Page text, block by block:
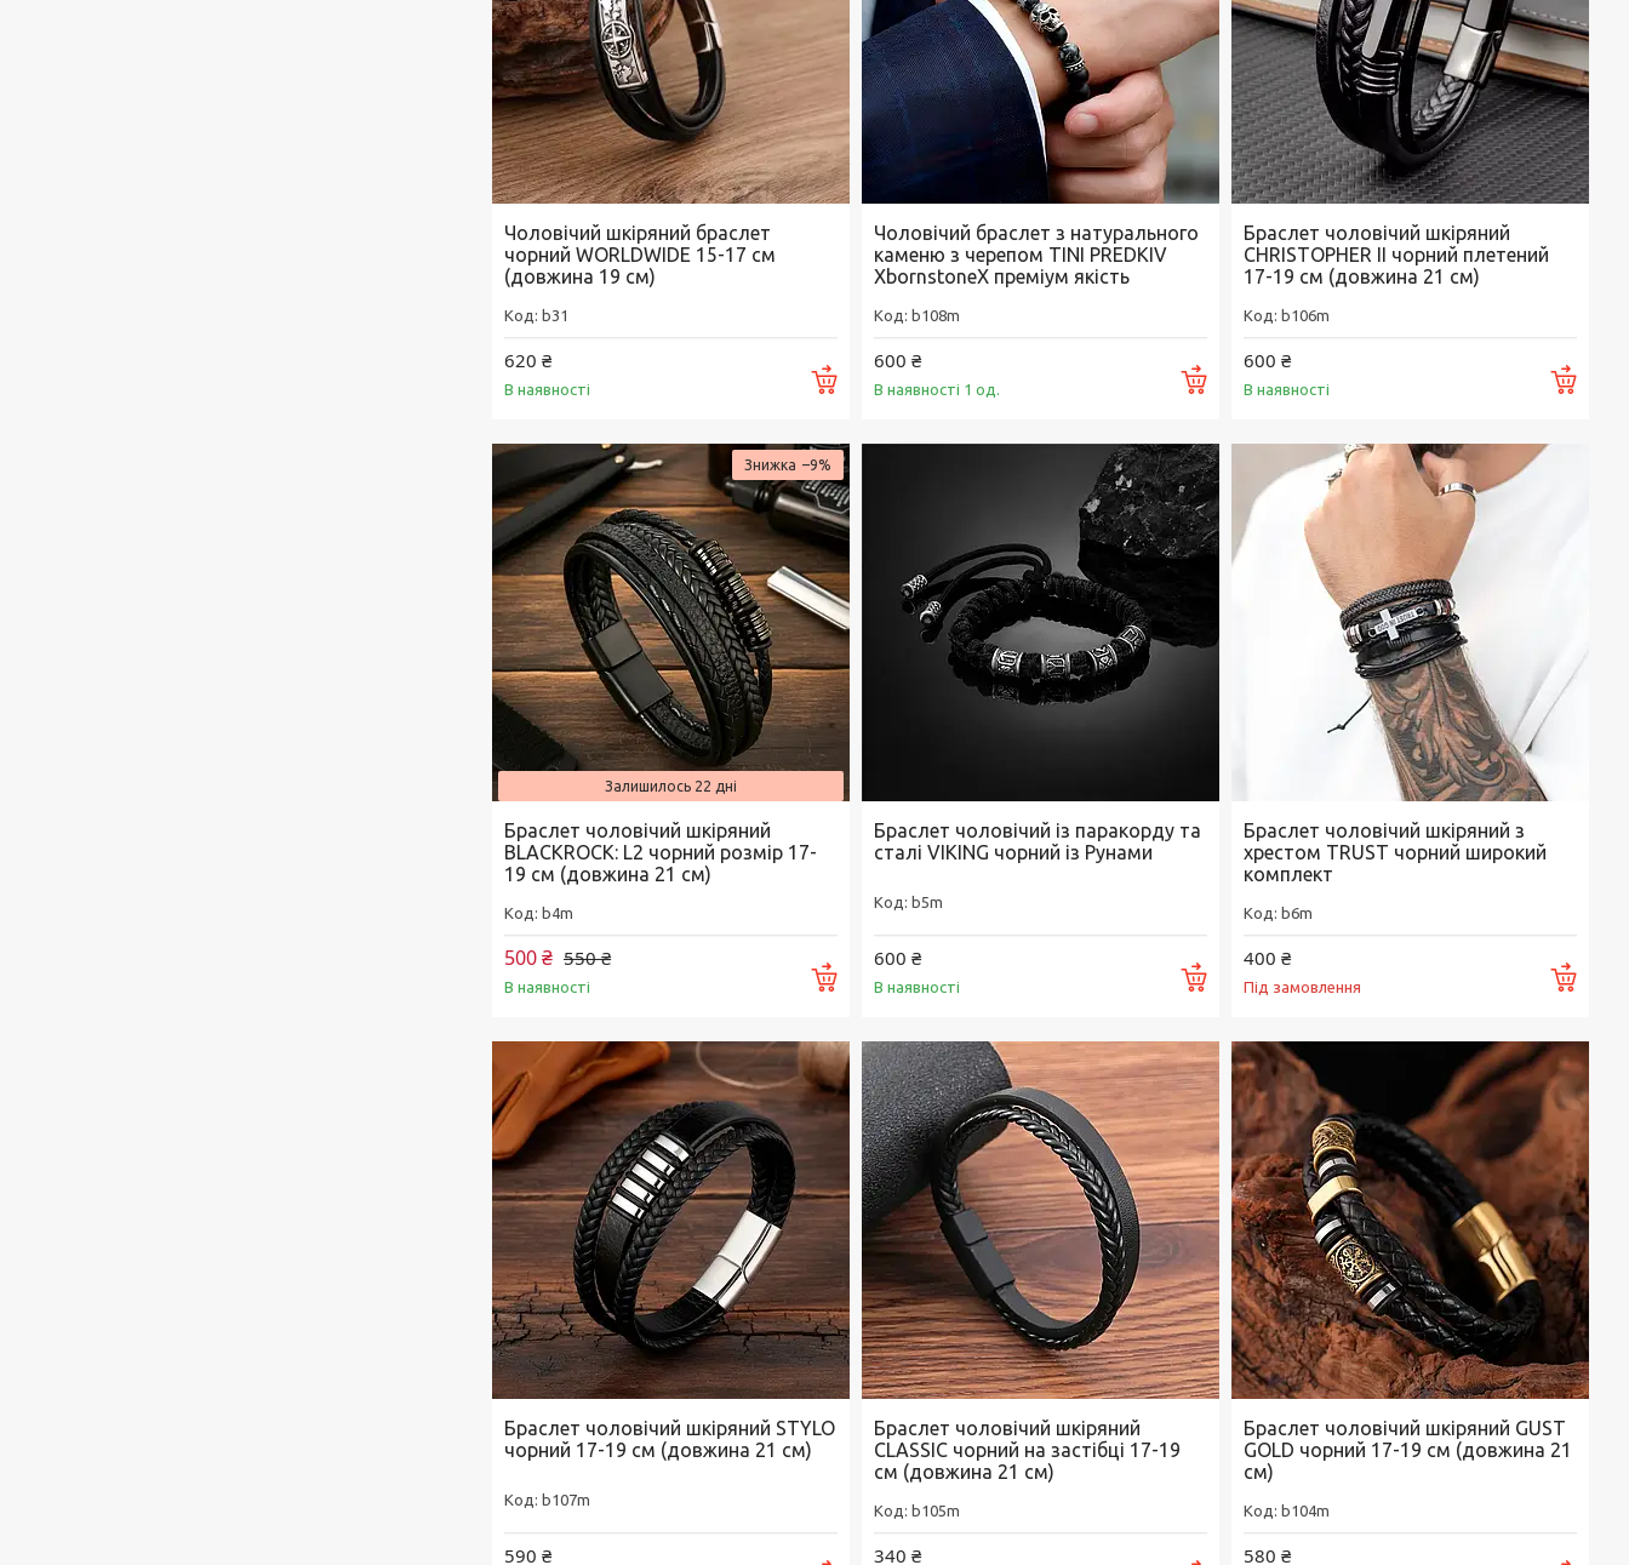
Чоловічий шкіряний браслет
чорний WORLDWIDE 15-17 см
(довжина 19 см)
b31
620 ₴
В наявності Купити
Чоловічий браслет з натурального
каменю з черепом TINI PREDKIV
ХbornstoneХ преміум якість
b108m
600 ₴
В наявності 1 од. Купити
Браслет чоловічий шкіряний
CHRISTOPHER II чорний плетений
17-19 см (довжина 21 см)
b106m
600 ₴
В наявності
–9%
Залишилось 22 дні
Браслет чоловічий шкіряний
BLACKROCK: L2 чорний розмір 17-
19 см (довжина 21 см)
b4m
550 ₴
500 ₴
В наявності Купити
Браслет чоловічий із паракорду та
сталі VIKING чорний із Рунами
b5m
600 ₴
В наявності Купити
Браслет чоловічий шкіряний з
хрестом TRUST чорний широкий
комплект
b6m
400 ₴
Під замовлення
Браслет чоловічий шкіряний STYLO
чорний 17-19 см (довжина 21 см)
b107m
590 ₴
Браслет чоловічий шкіряний
CLASSIC чорний на застібці 17-19
см (довжина 21 см)
b105m
340 ₴
Браслет чоловічий шкіряний GUST
GOLD чорний 17-19 см (довжина 21
см)
b104m
580 ₴